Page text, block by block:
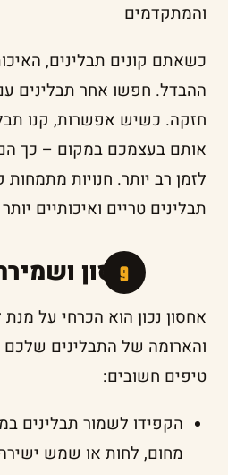
והמתקדמים
כשאתם קונים תבלינים,
ההבדל. חפשו אחר תבלינים
חזקה. כשיש אפשרות, קנו
אותם בעצמכם במקום – כך
לזמן רב יותר. חנויות מתמחות
תבלינים טריים ואיכותיים
אחסון
אחסון נכון הוא הכרחי על
והארומה של התבלינים שלכם
טיפים חשובים:
הקפידו לשמור תבלינים
מחום, לחות או שמש